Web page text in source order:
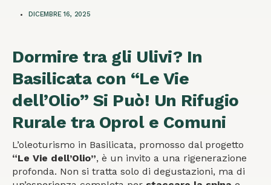
DICEMBRE 16, 2025
Dormire tra gli Ulivi? In
Basilicata con “Le Vie
dell’Olio” Si Può! Un Rifugio
Rurale tra Oprol e Comuni
L’oleoturismo in Basilicata, promosso dal progetto
“Le Vie dell’Olio”, è un invito a una rigenerazione
profonda. Non si tratta solo di degustazioni, ma di